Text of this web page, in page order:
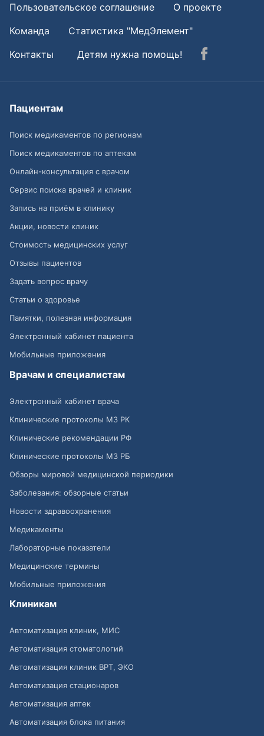
Пользовательское соглашение
О проекте
Команда
Статистика "МедЭлемент"
Контакты
Детям нужна помощь!
Пациентам
Поиск медикаментов по регионам
Поиск медикаментов по аптекам
Онлайн-консультация с врачом
Сервис поиска врачей и клиник
Запись на приём в клинику
Акции, новости клиник
Стоимость медицинских услуг
Отзывы пациентов
Задать вопрос врачу
Статьи о здоровье
Памятки, полезная информация
Электронный кабинет пациента
Мобильные приложения
Врачам и специалистам
Электронный кабинет врача
Клинические протоколы МЗ РК
Клинические рекомендации РФ
Клинические протоколы МЗ РБ
Обзоры мировой медицинской периодики
Заболевания: обзорные статьи
Новости здравоохранения
Медикаменты
Лабораторные показатели
Медицинские термины
Мобильные приложения
Клиникам
Автоматизация клиник, МИС
Автоматизация стоматологий
Автоматизация клиник ВРТ, ЭКО
Автоматизация стационаров
Автоматизация аптек
Автоматизация блока питания